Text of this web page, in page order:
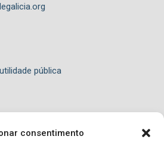
consentimento
pública